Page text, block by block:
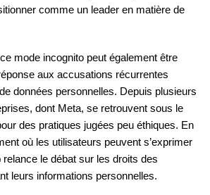
comme un leader en matière de
mode incognito peut également être
aux accusations récurrentes
données personnelles. Depuis plusieurs
dont Meta, se retrouvent sous le
des pratiques jugées peu éthiques. En
où les utilisateurs peuvent s’exprimer
le débat sur les droits des
leurs informations personnelles.